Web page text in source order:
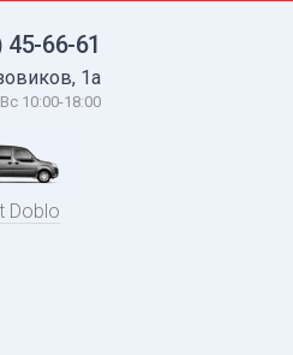
45-66-61
1а
10:00-18:00
Doblo